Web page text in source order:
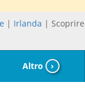
| Irlanda | Scoprire
Altro ›